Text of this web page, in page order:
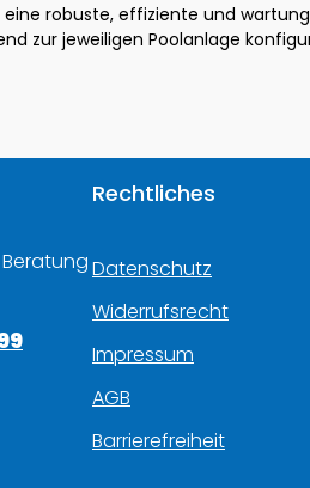
robuste, effiziente und
zur jeweiligen Poolanlage
Rechtliches
Datenschutz
Widerrufsrecht
Impressum
AGB
Barrierefreiheit